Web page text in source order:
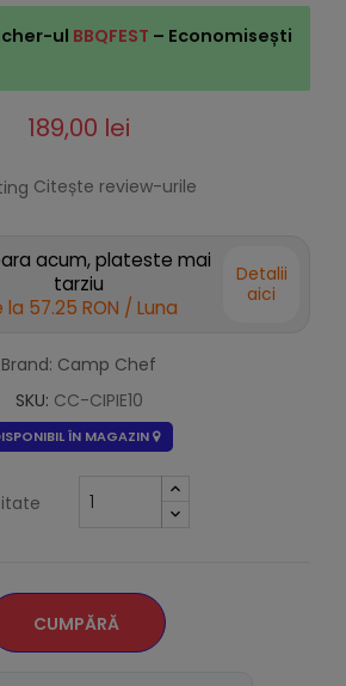
ul BBQFEST – Economisești
189,00 lei
Citește review-urile
acum, plateste mai
tarziu
la 57.25 RON / Luna
Detalii
aici
Brand: Camp Chef
SKU: CC-CIPIE10
ÎN MAGAZIN
CUMPĂRĂ